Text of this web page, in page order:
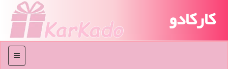
کارکادو
منو